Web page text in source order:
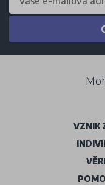
VZNIK